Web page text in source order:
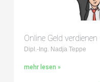
Online Geld
Dipl.-Ing. Nadja Teppe
mehr lesen »